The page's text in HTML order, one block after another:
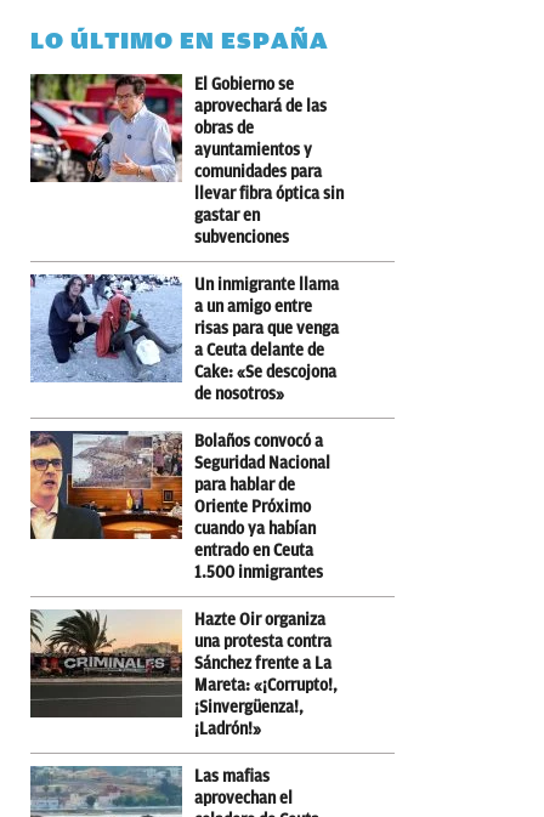
LO ÚLTIMO EN ESPAÑA
El Gobierno se
aprovechará de las
obras de
ayuntamientos y
comunidades para
llevar fibra óptica sin
gastar en
subvenciones
Un inmigrante llama
a un amigo entre
risas para que venga
a Ceuta delante de
Cake: «Se descojona
de nosotros»
Bolaños convocó a
Seguridad Nacional
para hablar de
Oriente Próximo
cuando ya habían
entrado en Ceuta
1.500 inmigrantes
Hazte Oir organiza
una protesta contra
Sánchez frente a La
Mareta: «¡Corrupto!,
¡Sinvergüenza!,
¡Ladrón!»
Las mafias
aprovechan el